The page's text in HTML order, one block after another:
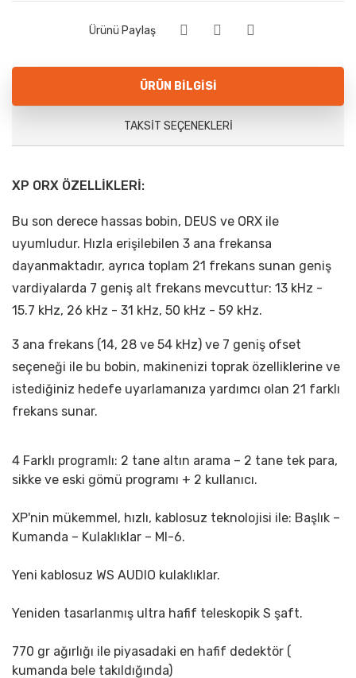
Ürünü Paylaş
ÜRÜN BILGISI
TAKSIT SEÇENEKLERI
XP ORX ÖZELLİKLERİ:
Bu son derece hassas bobin, DEUS ve ORX ile
uyumludur. Hızla erişilebilen 3 ana frekansa
dayanmaktadır, ayrıca toplam 21 frekans sunan geniş
vardiyalarda 7 geniş alt frekans mevcuttur: 13 kHz -
15.7 kHz, 26 kHz - 31 kHz, 50 kHz - 59 kHz.
3 ana frekans (14, 28 ve 54 kHz) ve 7 geniş ofset
seçeneği ile bu bobin, makinenizi toprak özelliklerine ve
istediğiniz hedefe uyarlamanıza yardımcı olan 21 farklı
frekans sunar.
4 Farklı programlı: 2 tane altın arama – 2 tane tek para,
sikke ve eski gömü programı + 2 kullanıcı.
XP'nin mükemmel, hızlı, kablosuz teknolojisi ile: Başlık –
Kumanda – Kulaklıklar – MI-6.
Yeni kablosuz WS AUDIO kulaklıklar.
Yeniden tasarlanmış ultra hafif teleskopik S şaft.
770 gr ağırlığı ile piyasadaki en hafif dedektör (
kumanda bele takıldığında)